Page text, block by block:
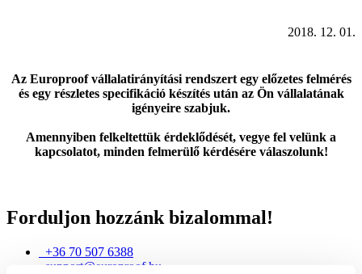
2018. 12. 01.
Az Europroof vállalatirányítási rendszert egy előzetes felmérés
és egy részletes specifikáció készítés után az Ön vállalatának
igényeire szabjuk.
Amennyiben felkeltettük érdeklődését, vegye fel velünk a
kapcsolatot, minden felmerülő kérdésére válaszolunk!
Forduljon hozzánk bizalommal!
+36 70 507 6388
support@europroof.hu